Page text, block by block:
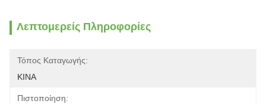
Λεπτομερείς Πληροφορίες
Τόπος Καταγωγής:
ΚΙΝΑ
Πιστοποίηση: